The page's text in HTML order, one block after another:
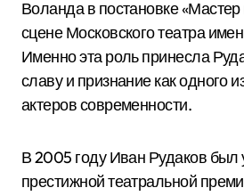
Воланда в постановке
сцене Московского театра
Именно эта роль принесла
славу и признание как одного
актеров современности.
В 2005 году Иван Рудаков был
престижной театральной